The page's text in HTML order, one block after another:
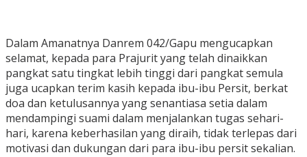
Dalam Amanatnya Danrem 042/Gapu mengucapkan
selamat, kepada para Prajurit yang telah dinaikkan
pangkat satu tingkat lebih tinggi dari pangkat semula
juga ucapkan terim kasih kepada ibu-ibu Persit, berkat
doa dan ketulusannya yang senantiasa setia dalam
mendampingi suami dalam menjalankan tugas sehari-
hari, karena keberhasilan yang diraih, tidak terlepas dari
motivasi dan dukungan dari para ibu-ibu persit sekalian.